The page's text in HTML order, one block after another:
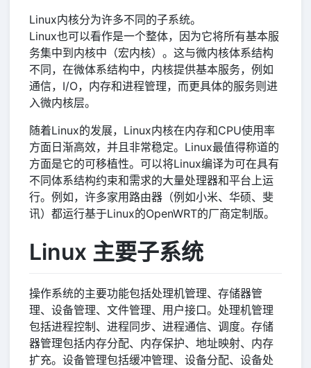
Linux内核分为许多不同的子系统。
Linux也可以看作是一个整体，因为它将所有基本服
务集中到内核中（宏内核）。这与微内核体系结构
不同，在微体系结构中，内核提供基本服务，例如
通信，I/O，内存和进程管理，而更具体的服务则进
入微内核层。
随着Linux的发展，Linux内核在内存和CPU使用率
方面日渐高效，并且非常稳定。Linux最值得称道的
方面是它的可移植性。可以将Linux编译为可在具有
不同体系结构约束和需求的大量处理器和平台上运
行。例如，许多家用路由器（例如小米、华硕、斐
讯）都运行基于Linux的OpenWRT的厂商定制版。
Linux 主要子系统
操作系统的主要功能包括处理机管理、存储器管
理、设备管理、文件管理、用户接口。处理机管理
包括进程控制、进程同步、进程通信、调度。存储
器管理包括内存分配、内存保护、地址映射、内存
扩充。设备管理包括缓冲管理、设备分配、设备处